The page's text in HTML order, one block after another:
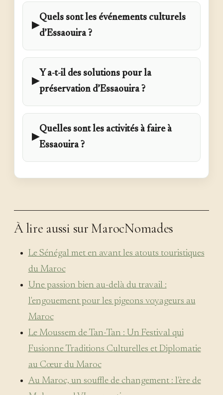
▶
Quels sont les événements culturels
d’Essaouira ?
▶
Y a-t-il des solutions pour la
préservation d’Essaouira ?
▶
Quelles sont les activités à faire à
Essaouira ?
À lire aussi sur MarocNomades
Le Sénégal met en avant les atouts touristiques
du Maroc
Une passion bien au-delà du travail :
l'engouement pour les pigeons voyageurs au
Maroc
Le Moussem de Tan-Tan : Un Festival qui
Fusionne Traditions Culturelles et Diplomatie
au Cœur du Maroc
Au Maroc, un souffle de changement : l'ère de